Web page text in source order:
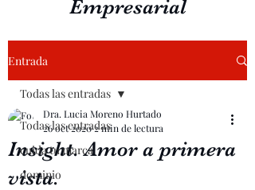
Empresarial
Entrada
Todas las entradas
cuida tu marca
dominio
Todas las entradas
Insight. Amor a primera
vista.
Dra. Lucia Moreno Hurtado
26 oct 20202 min de lectura